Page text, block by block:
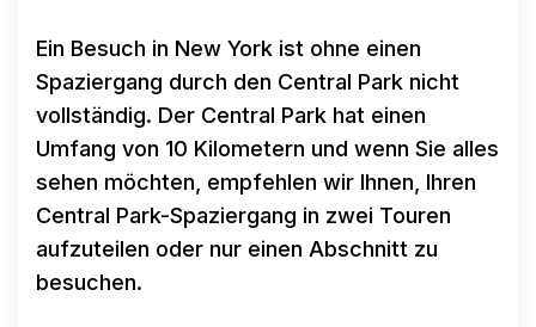
Ein Besuch in New York ist ohne einen
Spaziergang durch den Central Park nicht
vollständig. Der Central Park hat einen
Umfang von 10 Kilometern und wenn Sie alles
sehen möchten, empfehlen wir Ihnen, Ihren
Central Park-Spaziergang in zwei Touren
aufzuteilen oder nur einen Abschnitt zu
besuchen.